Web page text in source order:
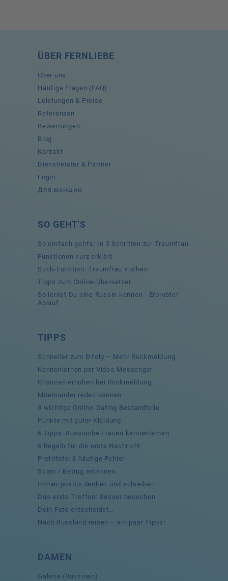
ÜBER FERNLIEBE
Über uns
Häufige Fragen (FAQ)
Leistungen & Preise
Referenzen
Bewertungen
Blog
Kontakt
Dienstleister & Partner
Login
Для женщин
SO GEHT'S
So einfach geht's: In 3 Schritten zur Traumfrau
Funktionen kurz erklärt
Such-Funktion: Traumfrau suchen
Tipps zum Online-Übersetzer
So lernst Du eine Russin kennen - Erprobter
Ablauf
TIPPS
Schneller zum Erfolg – Mehr Rückmeldung
Kennenlernen per Video-Messenger
Chancen erhöhen bei Rückmeldung
Miteinander reden können
3 wichtige Online-Dating Bestandteile
Punkte mit guter Kleidung
6 Tipps: Russische Frauen kennenlernen
6 Regeln für die erste Nachricht
Profilfoto: 8 häufige Fehler
Scam / Betrug erkennen
Immer positiv denken und schreiben
Das erste Treffen: Besser besuchen
Dein Foto entscheidet…
Nach Russland reisen – ein paar Tipps!
DAMEN
Galerie (Russinen)